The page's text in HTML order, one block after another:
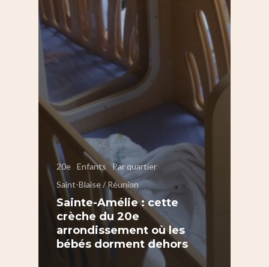
20e Enfants
Par quartier
Saint-Blaise / Réunion
Sainte-Amélie : cette
crèche du 20e
arrondissement où les
bébés dorment dehors